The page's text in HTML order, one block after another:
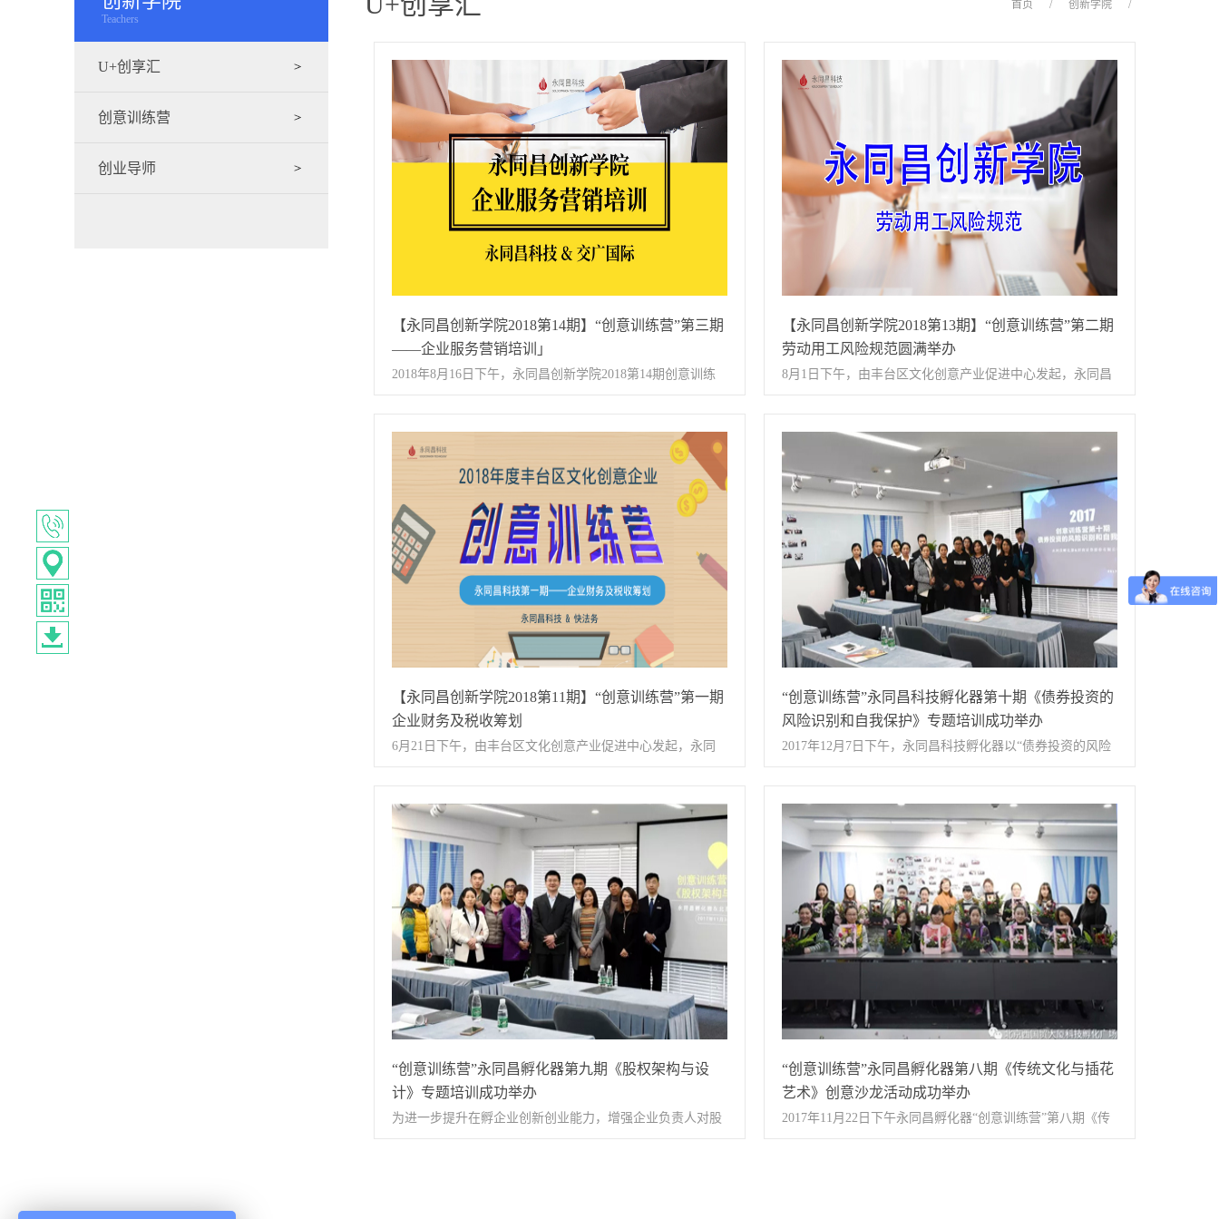
Teachers
U+创享汇
创意训练营
创业导师
首页 / 创新学院 /
【永同昌创新学院2018第14期】“创意训练营”第三期
——企业服务营销培训」
2018年8月16日下午，永同昌创新学院2018第14期创意训练
师，北大清华复旦人大总裁班特聘教授谭小芳讲师。 针对企
业在品牌服务和营销方面的疑惑，开展了以“左手服务，右手
营销”为主题的专题培训。企业发展部李少鹏介绍活动主题谭
小芳讲师结合不同企业的现实情况，根据成功的服务营销案
例，给各位企业营销负责人深入讲解营销知识和企业品牌建
立的重要性，并针对企业营销负责人提出的问题进行解答。
到场参加培训的企业营销负责人与讲师积极互动，针对老师
所讲的企业品牌知识做了详细的记录，使企业营销负责人认
识到品牌的差异化决定品牌的生命，也是企业创造持久价值
办，使西国贸科技文化融合产业园内企业充分吸收了成功者
的经验与智慧，企业营销服务理念得到了系统强化，对企业
品牌推广和市场定位有了更深层次的理解。以此次活动为契
丰富了科技孵化体系建设，提高了科技服务综合水平，助力
园区入驻企业加速发展。永同昌科技是立足于创新驱动发
展，聚集科技与文化创新创业要素的综合性孵化器。公司以
“投资+孵化“为主线，致力打造“创业空间-孵化器-加速器”全
孵化产业链条创新型生态服务体系，形成适应科技文化企业
发展的完整生态孵化系统，提升创业团队、在孵企业自主创
新能力，助力企业加速成长，促进区域经济转型发展。
【永同昌创新学院2018第13期】“创意训练营”第二期
劳动用工风险规范圆满举办
8月1日下午，由丰台区文化创意产业促进中心发起，永同昌
营”「永同昌科技第二期——劳动用工风险规范」在西国贸·
孵化讲堂成功举办。活动邀请到了北京京益律师事务所律师
向敏老师到现场讲解劳动用工风险规范知识，西国贸园区内
东方红海、中视风韵、中兆源、诗乐文化、堂悦坊等十余家
入驻企业财务、人事负责人参加了本次活动。活动开始前入
驻企业进行签到企业发展部李少鹏介绍活动主题向老师讲解
劳动用工风险规范领域知识活动结束后向老师和入驻企业代
表互动交流参与活动的入驻企业代表合影留念本次劳动用工
风险规范专题活动的举行，提升了园区内各入驻企业对招
识，理清了企业招聘、入职管理、处理员工关系的思路，使
企业认识到招聘、离职、解聘中潜在的风险，同时，向敏老
师生动的讲解拓宽了入驻企业视野，提升了企业的专业技
技是立足于创新驱动发展，聚集科技与文化创新创业要素的
综合性孵化器。公司以“投资+孵化“为主线，致力打造“创业
空间-孵化器-加速器”全孵化产业链条创新型生态服务体系，
形成适应科技文化企业发展的完整生态孵化系统，提升创业
团队、在孵企业自主创新能力，助力企业加速成长，促进区
域经济转型发展。
【永同昌创新学院2018第11期】“创意训练营”第一期
企业财务及税收筹划
6月21日下午，由丰台区文化创意产业促进中心发起，永同
营”「永同昌科技第一期——企业财务及税收筹划」在西国贸
·科技孵化讲堂成功举办。活动邀请到了快法务的高佳老师到
现场讲解财税知识，西国贸园区内金石德和，堂悦坊，中赢
志合，彩聿文化，罡吉医药等近二十家入驻企业财务负责人
参加了本次活动。高老师讲解税务筹划领域知识提问环节入
驻企业代表积极踊跃税务风险和规避讲解环节高老师和企业
互动交流本次活动是2018年度第一场创意训练营活动，不仅
为后续活动举办奠定了坚实的基础，更增强了孵化器与企业
间的粘合度。引进了新的财税专业咨询服务机构，为在孵企
一步提高了永同昌科技综合科技孵化能力，助力企业快速成
长。永同昌科技孵化器是立足于创新驱动发展，聚集科技与
文化创意产业创新创业要素的综合性孵化器，根据企业的发
“创意训练营”永同昌科技孵化器第十期《债券投资的
风险识别和自我保护》专题培训成功举办
2017年12月7日下午，永同昌科技孵化器以“债券投资的风险
护教育专项活动。这次活动的目的为在孵企业普及债券知识
及风险揭示，本次活动在孵化讲堂成功举办。这也是永同昌
科技孵化器“创意训练营”系列活动的最后一期。 参加此
次培训活动的是来自东方红海、堂悦坊、金钻石、万数科
技、泰达商旅等科技文创企业 活动由企业发展部—张永欣
主持培训 永同昌科技孵化器特邀招商证券股份有限公司姜水
莲经理为入驻企业做主题分享 活动中，姜老师围
讲解了债券的含义、基本要素、种类、资信评级等方面知
的重要性，针对中小企业的切身发展状况进行深度剖析。
参会人员认真听讲中...
活动结束后，姜老师耐心地和大家进行一对一疑难解
“创意训练营”永同昌孵化器第九期《股权架构与设
计》专题培训成功举办
为进一步提升在孵企业创新创业能力，增强企业负责人对股
“创意训练营”永同昌孵化器第八期《传统文化与插花
艺术》创意沙龙活动成功举办
2017年11月22日下午永同昌孵化器“创意训练营”第八期《传